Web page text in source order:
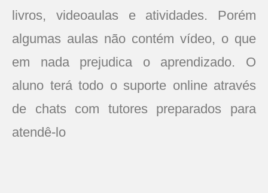
livros, videoaulas e atividades. Porém
algumas aulas não contém vídeo, o que
em nada prejudica o aprendizado. O
aluno terá todo o suporte online através
de chats com tutores preparados para
atendê-lo